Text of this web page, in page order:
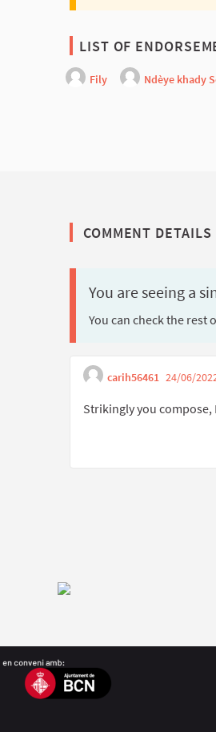
LIST OF
Fily Ndèye khady
COMMENT DETAILS
You are seeing a
You can check the rest
carih56461 24/06/
Strikingly you